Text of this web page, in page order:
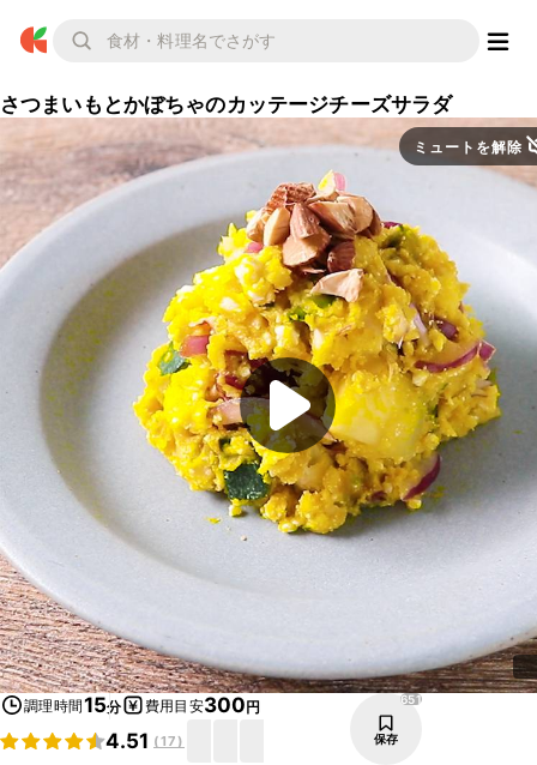
さつまいもとかぼちゃのカッテージチーズサラダ
ミュートを解除
調理時間15分 費用目安300円
4.51 (17)
651
保存